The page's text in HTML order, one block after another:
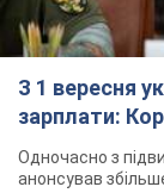
З 1 вересня
зарплати:
Одночасно з
анонсував